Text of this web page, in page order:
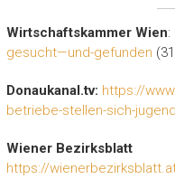
Wirtschaftskammer Wien:
gesucht—und-gefunden
Donaukanal.tv: https://
betriebe-stellen-sich-
Wiener Bezirksblatt
https://